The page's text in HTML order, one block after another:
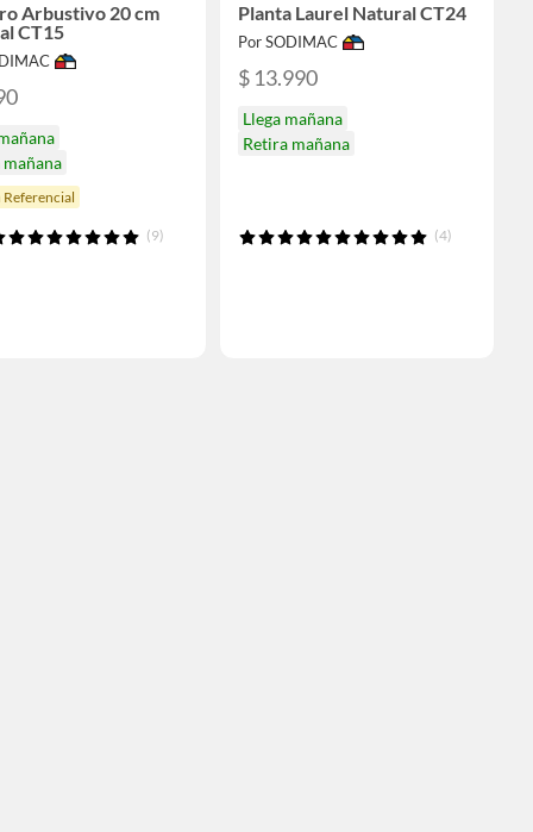
Arbustivo 20 cm
CT15
Referencial
(9)
Planta Laurel Natural CT24
Por SODIMAC
$ 13.990
Llega mañana
Retira mañana
(4)